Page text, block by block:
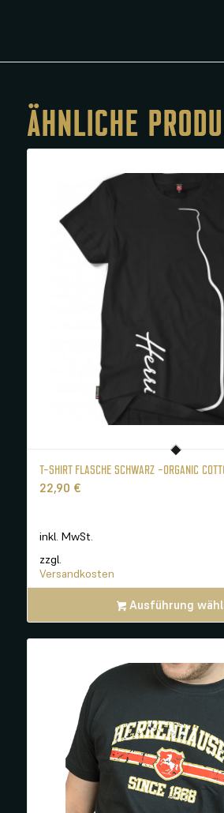
ÄHNLICHE
T-SHIRT FLASCHE SCHWARZ -ORGANIC
22,90 €
inkl. MwSt.
zzgl.
Versandkosten
Ausführung